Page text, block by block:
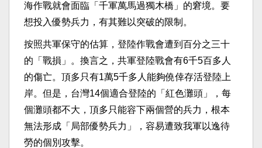
海作戰就會面臨「千軍萬馬過獨木橋」的窘境。要
想投入優勢兵力，有其難以突破的限制。
按照共軍保守的估算，登陸作戰會遭到百分之三十
的「戰損」。換言之，共軍登陸戰會有6千5百多人
的傷亡。頂多只有1萬5千多人能夠僥倖存活登陸上
岸。但是，台灣14個適合登陸的「紅色灘頭」，每
個灘頭都不大，頂多只能容下兩個營的兵力，根本
無法形成「局部優勢兵力」，容易遭致我軍以逸待
勞的個別攻擊。